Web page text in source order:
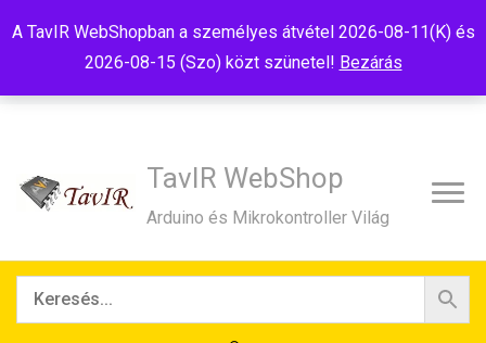
A TavIR WebShopban a személyes átvétel 2026-08-11(K) és
2026-08-15 (Szo) közt szünetel! Bezárás
TavIR WebShop
Arduino és Mikrokontroller Világ